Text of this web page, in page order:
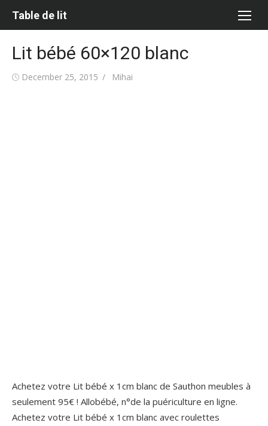
Table de lit
Lit bébé 60×120 blanc
Posted
December 25, 2015 Author
Mihai
Achetez votre Lit bébé x 1cm blanc de Sauthon meubles à
seulement 95€ ! Allobébé, n°de la puériculture en ligne.
Achetez votre Lit bébé x 1cm blanc avec roulettes